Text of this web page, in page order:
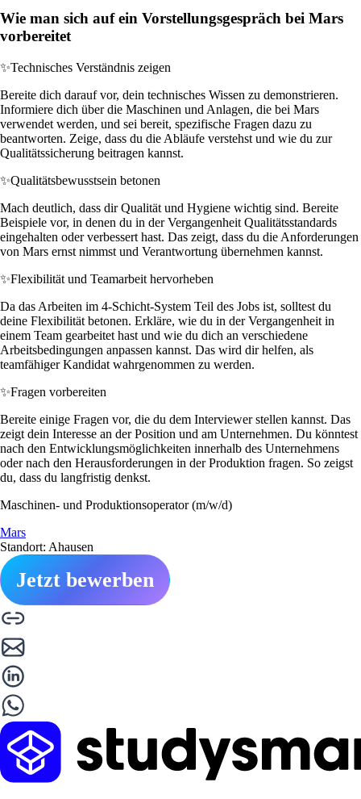
Wie man sich auf ein Vorstellungsgespräch bei Mars
vorbereitet
✨Technisches Verständnis zeigen
Bereite dich darauf vor, dein technisches Wissen zu demonstrieren.
Informiere dich über die Maschinen und Anlagen, die bei Mars
verwendet werden, und sei bereit, spezifische Fragen dazu zu
beantworten. Zeige, dass du die Abläufe verstehst und wie du zur
Qualitätssicherung beitragen kannst.
✨Qualitätsbewusstsein betonen
Mach deutlich, dass dir Qualität und Hygiene wichtig sind. Bereite
Beispiele vor, in denen du in der Vergangenheit Qualitätsstandards
eingehalten oder verbessert hast. Das zeigt, dass du die Anforderungen
von Mars ernst nimmst und Verantwortung übernehmen kannst.
✨Flexibilität und Teamarbeit hervorheben
Da das Arbeiten im 4-Schicht-System Teil des Jobs ist, solltest du
deine Flexibilität betonen. Erkläre, wie du in der Vergangenheit in
einem Team gearbeitet hast und wie du dich an verschiedene
Arbeitsbedingungen anpassen kannst. Das wird dir helfen, als
teamfähiger Kandidat wahrgenommen zu werden.
✨Fragen vorbereiten
Bereite einige Fragen vor, die du dem Interviewer stellen kannst. Das
zeigt dein Interesse an der Position und am Unternehmen. Du könntest
nach den Entwicklungsmöglichkeiten innerhalb des Unternehmens
oder nach den Herausforderungen in der Produktion fragen. So zeigst
du, dass du langfristig denkst.
Maschinen- und Produktionsoperator (m/w/d)
Mars
Standort: Ahausen
Jetzt bewerben